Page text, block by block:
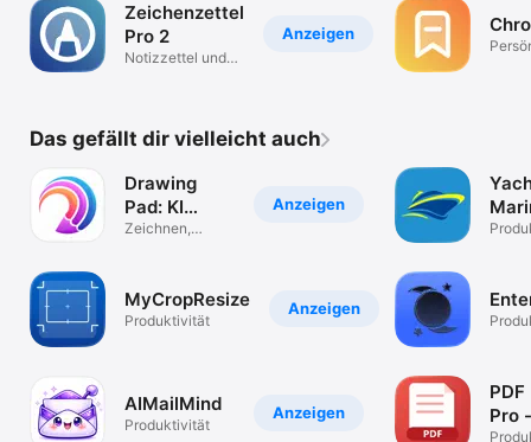
Anzeigen
Zeichenzettel
Pro 2
Notizzettel und
Das gefällt dir vielleicht auch
Anzeigen
Drawing
Pad: KI
Kunst
Zeichnen,
Anzeigen
MyCropResize
Produktivität
Anzeigen
AIMailMind
Produktivität
Pro -